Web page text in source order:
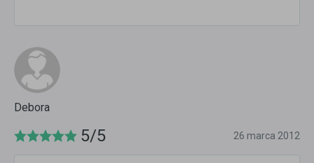
Debora
5/5 26 marca 2012